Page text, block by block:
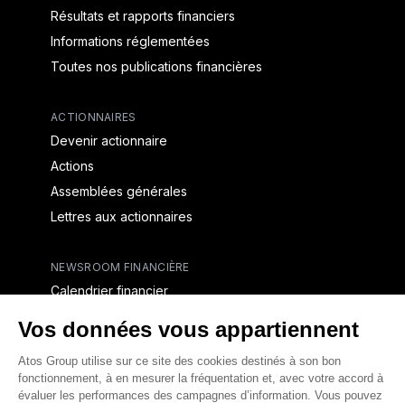
Résultats et rapports financiers
Informations réglementées
Toutes nos publications financières
ACTIONNAIRES
Devenir actionnaire
Actions
Assemblées générales
Lettres aux actionnaires
NEWSROOM FINANCIÈRE
Calendrier financier
CAPITAL & DETTE
Structure financière